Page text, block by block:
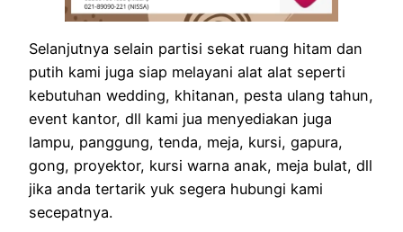
Selanjutnya selain partisi sekat ruang hitam dan
putih kami juga siap melayani alat alat seperti
kebutuhan wedding, khitanan, pesta ulang tahun,
event kantor, dll kami jua menyediakan juga
lampu, panggung, tenda, meja, kursi, gapura,
gong, proyektor, kursi warna anak, meja bulat, dll
jika anda tertarik yuk segera hubungi kami
secepatnya.